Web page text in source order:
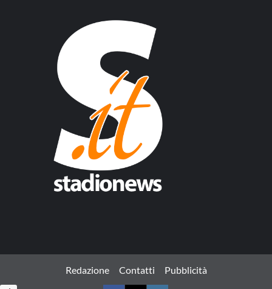
Redazione Contatti Pubblicità